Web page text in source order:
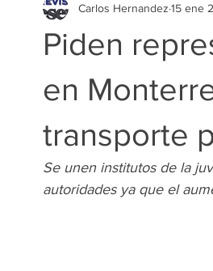
EDITORIAL SANTIAGO LA
Piden
en
transporte
Carlos Hernandez 15 ene
Se unen institutos de la
autoridades ya que el